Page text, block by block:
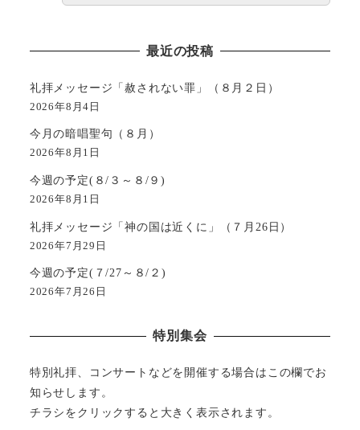
最近の投稿
礼拝メッセージ「赦されない罪」（８月２日）
2026年8月4日
今月の暗唱聖句（８月）
2026年8月1日
今週の予定(８/３～８/９)
2026年8月1日
礼拝メッセージ「神の国は近くに」（７月26日）
2026年7月29日
今週の予定(７/27～８/２)
2026年7月26日
特別集会
特別礼拝、コンサートなどを開催する場合はこの欄でお
知らせします。
チラシをクリックすると大きく表示されます。